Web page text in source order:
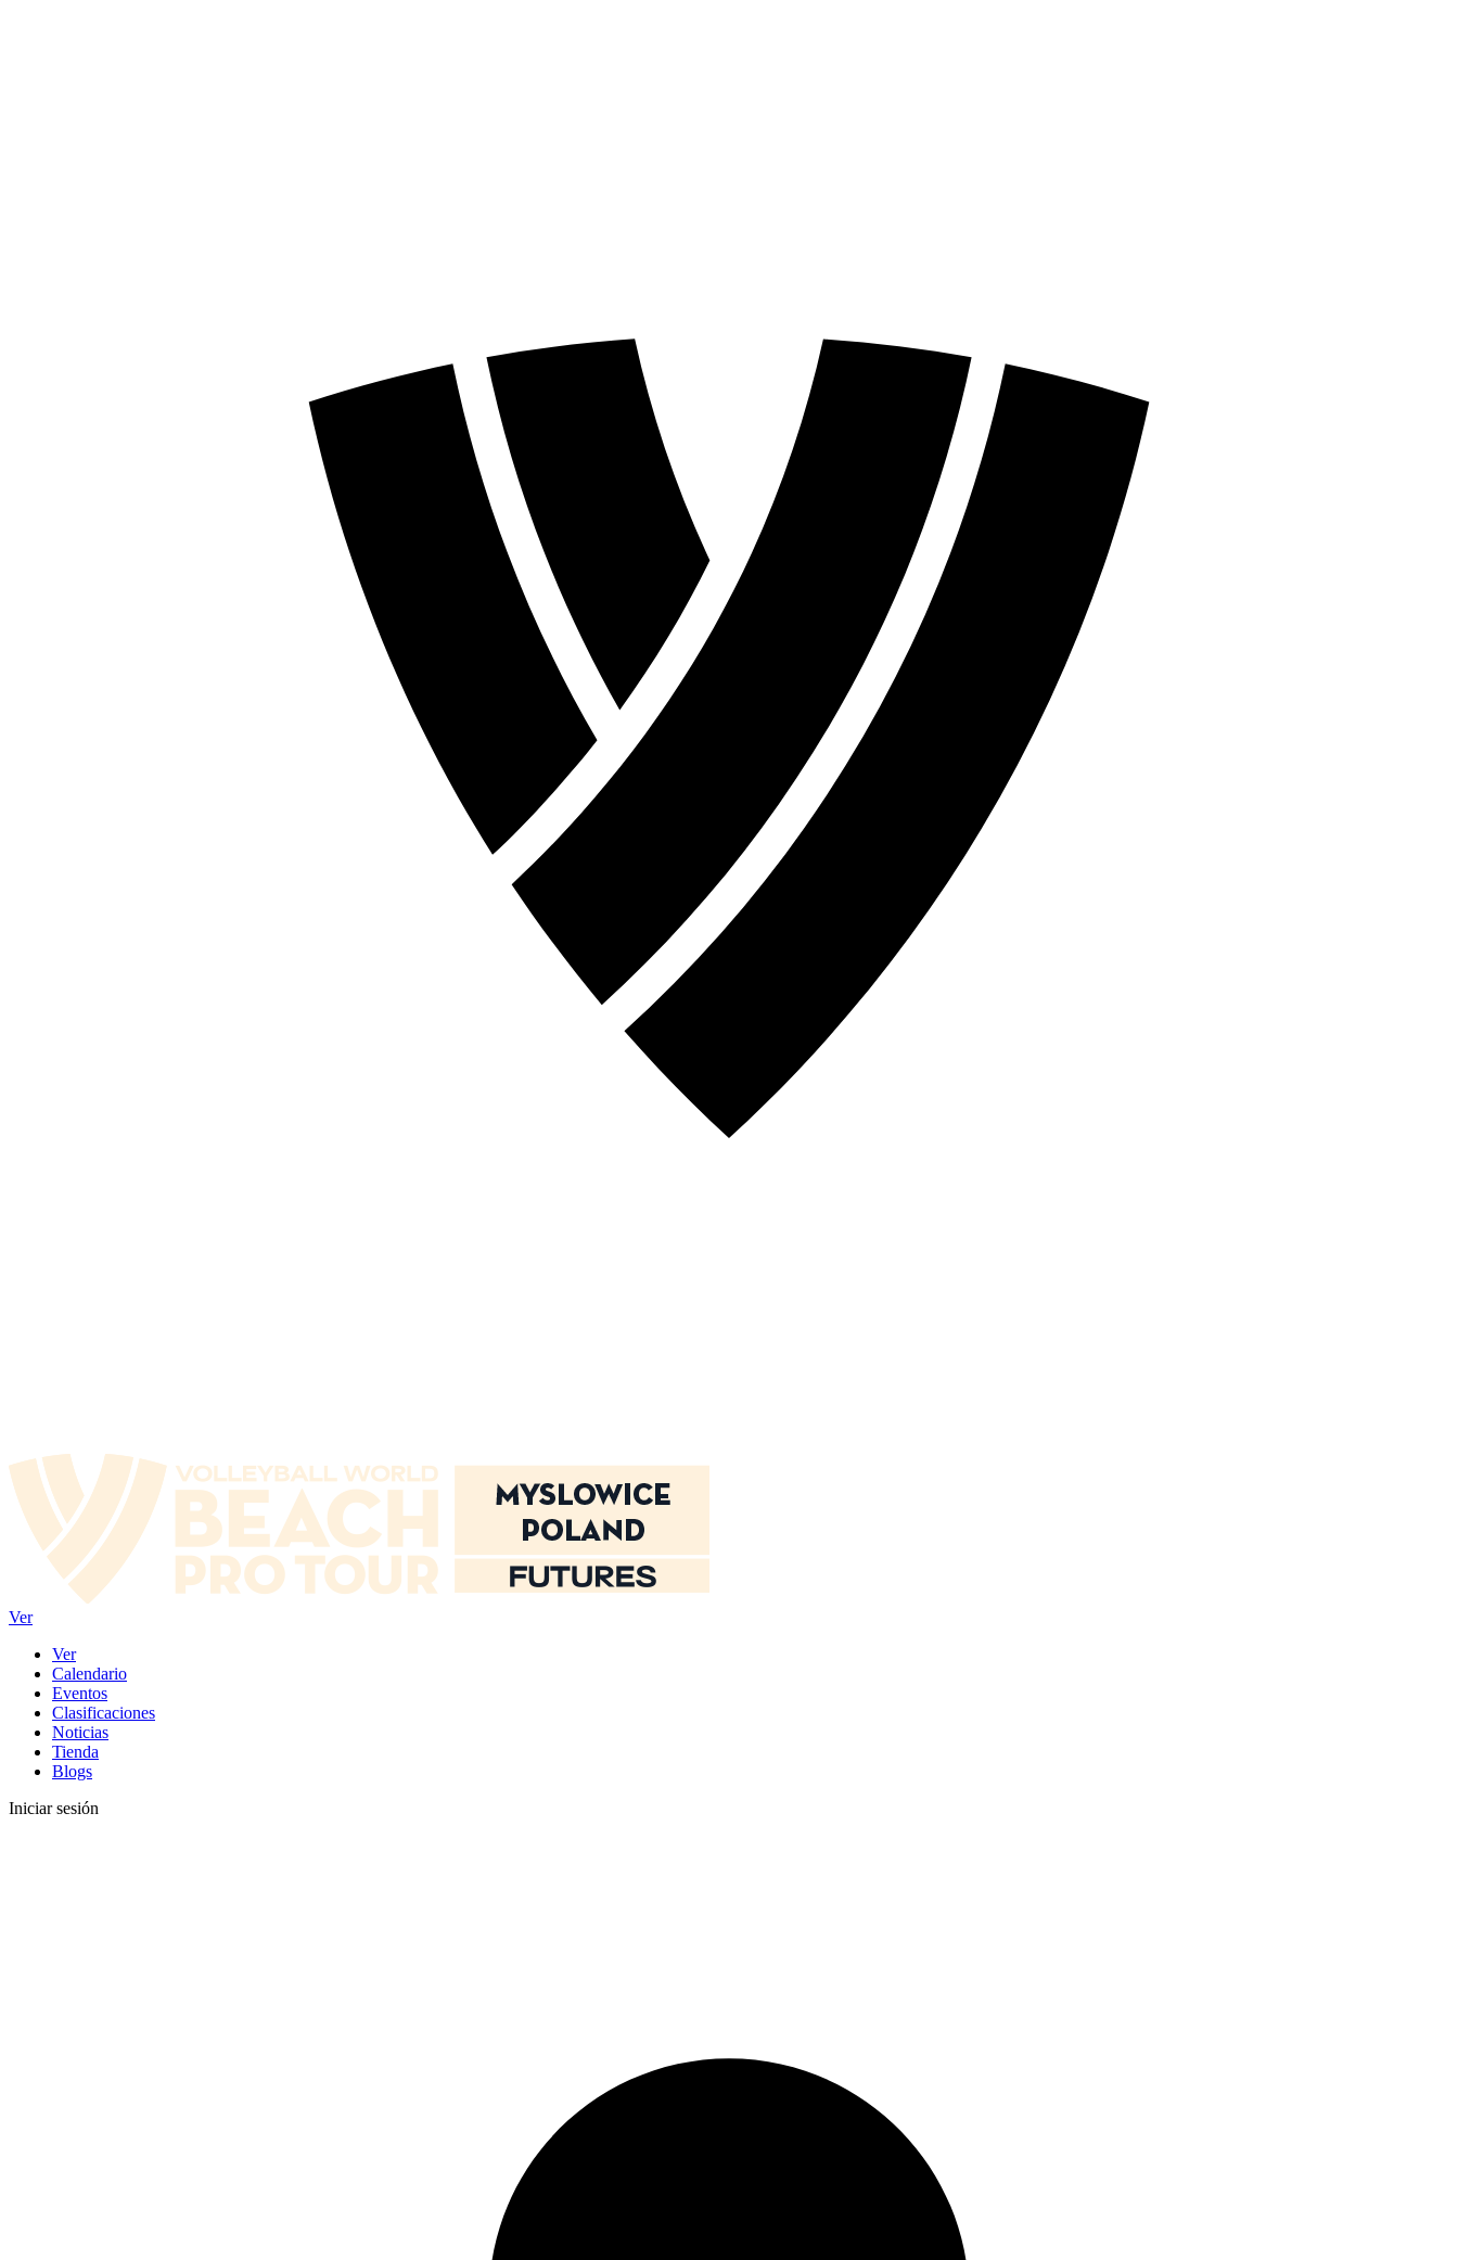
Ver
Ver
Calendario
Eventos
Clasificaciones
Noticias
Tienda
Blogs
Iniciar sesión